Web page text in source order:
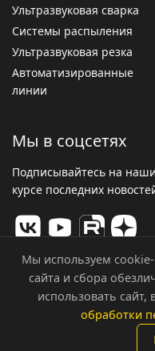
Ультразвуковая сварка
Системы распыления
Ультразвуковая резка
Автоматизированные
линии
Мы в соцсетях
Подписывайтесь на
курсе последних
© 2026 ООО «Центр
Политика
Мы используем
сайта и сбора
использовать сайт,
обработки